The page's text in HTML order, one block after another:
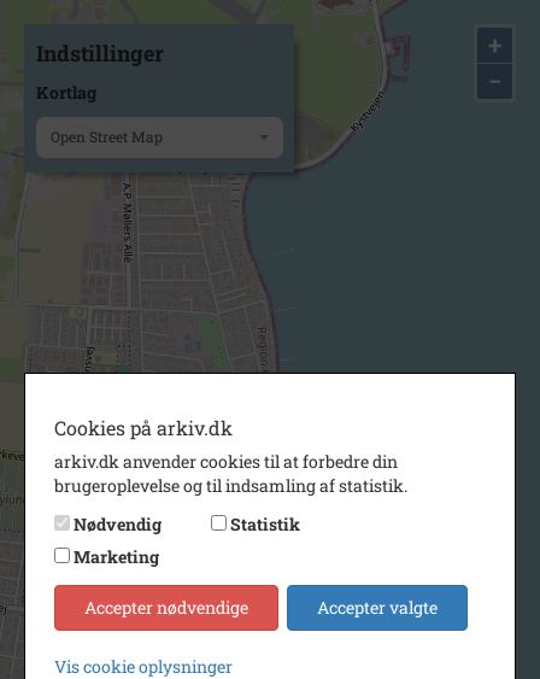
+
−
Indstillinger
Kortlag
Open Street Map
Cookies på arkiv.dk
arkiv.dk anvender cookies til at forbedre din
brugeroplevelse og til indsamling af statistik.
Nødvendig
Statistik
Marketing
Accepter nødvendige Accepter valgte
Vis cookie oplysninger